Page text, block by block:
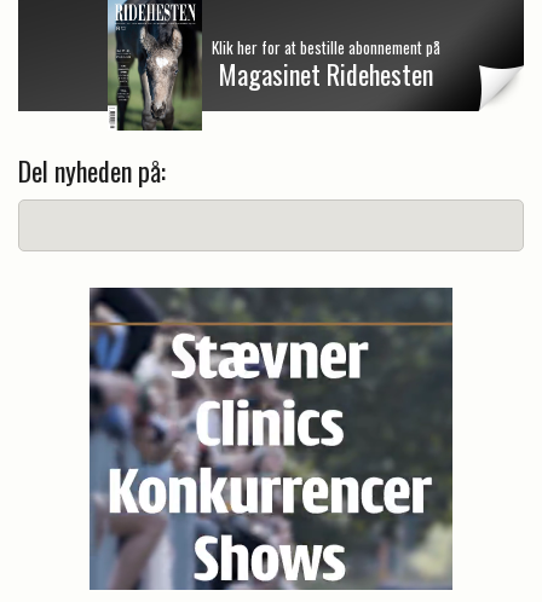
Klik her for at bestille abonnement på
Magasinet Ridehesten
Del nyheden på: